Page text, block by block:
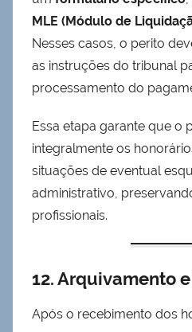
MLE (Módulo de
Nesses casos, o perito
as instruções do tribunal
processamento do
Essa etapa garante que o
integralmente os
situações de eventual
administrativo,
profissionais.
12. Arquivamento
Após o recebimento dos